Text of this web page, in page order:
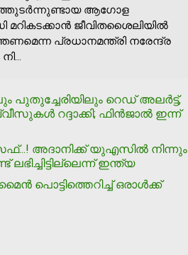
ആഗോള
മറികടക്കാൻ ജീവിതശൈലിയിൽ
പ്രധാനമന്ത്രി നരേന്ദ്ര
പുതുച്ചേരിയിലും റെഡ് അലര്‍ട്ട്,
റദ്ദാക്കി; ഫിന്‍ജാല്‍ ഇന്ന്
അദാനിക്ക് യുഎസില്‍ നിന്നും
ലഭിച്ചിട്ടില്ലെന്ന് ഇന്ത്യ
പൊട്ടിത്തെറിച്ച് ഒരാള്‍ക്ക്